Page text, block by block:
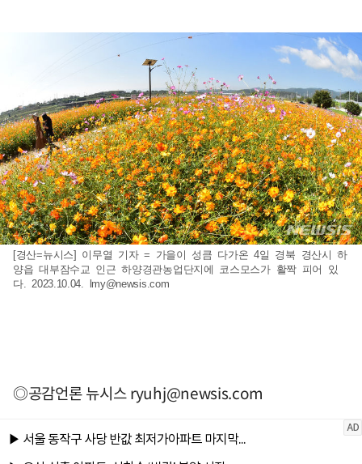
[경산=뉴시스] 이무열 기자 = 가을이 성큼 다가온 4일 경북 경산시 하
양읍 대부잠수교 인근 하양경관농업단지에 코스모스가 활짝 피어 있
다. 2023.10.04.
lmy@newsis.com
◎공감언론 뉴시스ryuhj@newsis.com